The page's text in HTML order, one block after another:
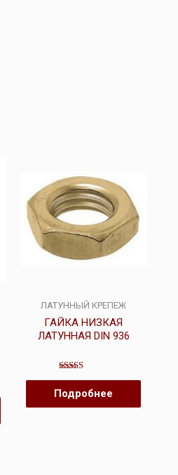
ЛАТУННЫЙ КРЕПЕЖ
ГАЙКА НИЗКАЯ
ЛАТУННАЯ DIN 936
Оценка
5.00
из 5
Подробнее